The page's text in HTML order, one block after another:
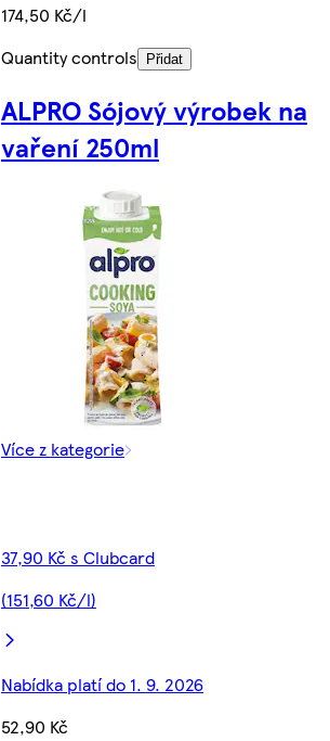
174,50 Kč/l
Quantity controls
Přidat
ALPRO Sójový výrobek na
vaření 250ml
Více z kategorie
37,90 Kč s Clubcard
(151,60 Kč/l)
Nabídka platí do 1. 9. 2026
52,90 Kč